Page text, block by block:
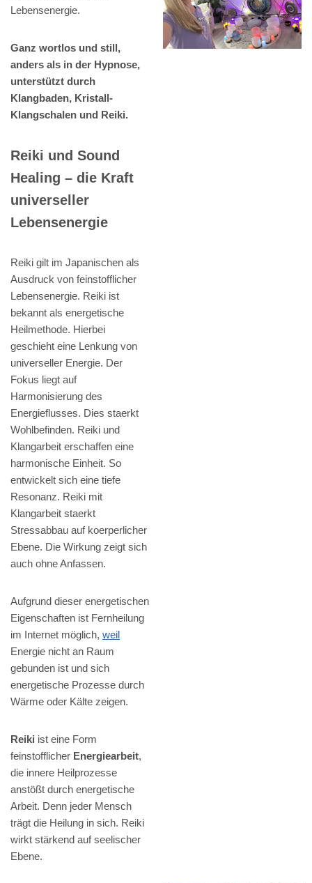
Lebensenergie.
Ganz wortlos und still,
anders als in der Hypnose,
unterstützt durch
Klangbaden, Kristall-
Klangschalen und Reiki.
Reiki und Sound
Healing – die Kraft
universeller
Lebensenergie
Reiki gilt im Japanischen als
Ausdruck von feinstofflicher
Lebensenergie. Reiki ist
bekannt als energetische
Heilmethode. Hierbei
geschieht eine Lenkung von
universeller Energie. Der
Fokus liegt auf
Harmonisierung des
Energieflusses. Dies staerkt
Wohlbefinden. Reiki und
Klangarbeit erschaffen eine
harmonische Einheit. So
entwickelt sich eine tiefe
Resonanz. Reiki mit
Klangarbeit staerkt
Stressabbau auf koerperlicher
Ebene. Die Wirkung zeigt sich
auch ohne Anfassen.
Aufgrund dieser energetischen
Eigenschaften ist Fernheilung
im Internet möglich, weil
Energie nicht an Raum
gebunden ist und sich
energetische Prozesse durch
Wärme oder Kälte zeigen.
Reiki ist eine Form
feinstofflicher Energiearbeit,
die innere Heilprozesse
anstößt durch energetische
Arbeit. Denn jeder Mensch
trägt die Heilung in sich. Reiki
wirkt stärkend auf seelischer
Ebene.